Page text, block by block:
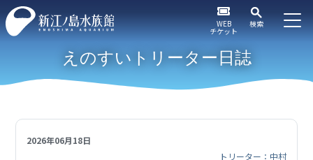
WEB
チケット
検索
えのすいトリーター日誌
2026年06月18日
トリーター：中村